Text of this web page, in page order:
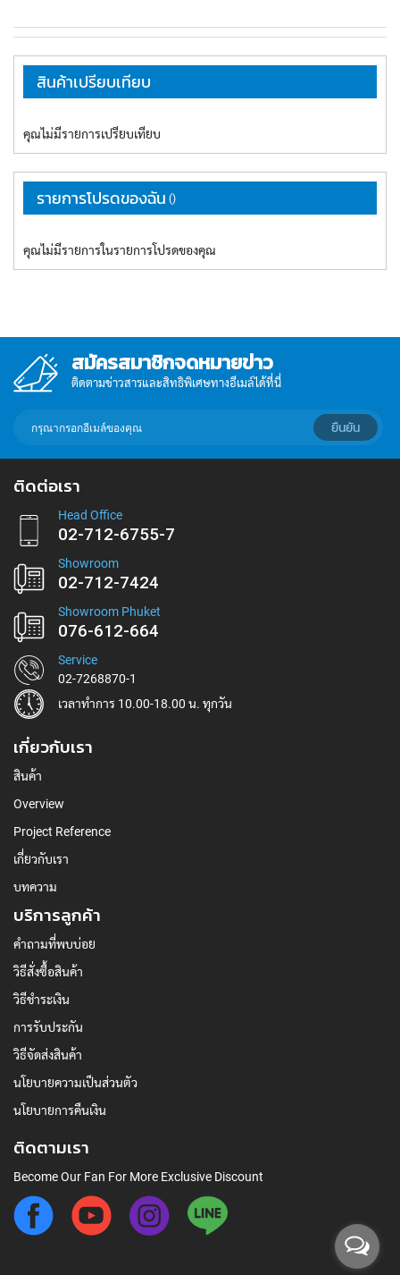
medium diamond knurling
pattern provides a
comfortable and secure
gripping area for all the
major pressing and pulling
exercises and also includes a
traction and control when
performing squats. It
compatible with
สินค้าเปรียบเทียบ
คุณไม่มีรายการเปรียบเทียบ
รายการโปรดของฉัน
คุณไม่มีรายการในรายการโปรดของคุณ
สมัครสมาชิกจดหมายข่าว
ติดตามข่าวสารและสิทธิพิเศษทางอีเมล์ได้ที่นี่
อีเมล์
เพื่อ
รับ
ข่าวสาร:
ยืนยัน
ติดต่อเรา
Head Office
02-712-6755-7
Showroom
02-712-7424
Showroom Phuket
076-612-664
Service
02-7268870-1
เวลาทำการ 10.00-18.00 น. ทุกวัน
เกี่ยวกับเรา
สินค้า
Overview
Project Reference
เกี่ยวกับเรา
บทความ
บริการลูกค้า
คำถามที่พบบ่อย
วิธีสั่งซื้อสินค้า
วิธีชำระเงิน
การรับประกัน
วิธีจัดส่งสินค้า
นโยบายความเป็นส่วนตัว
นโยบายการคืนเงิน
ติดตามเรา
Become Our Fan For More Exclusive Discount